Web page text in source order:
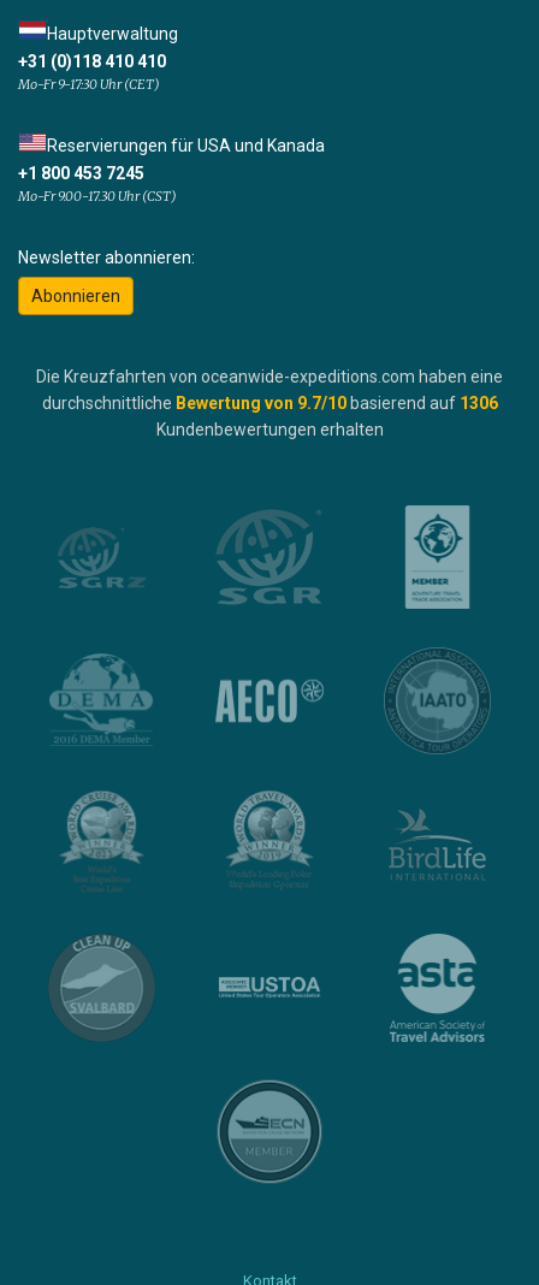
Hauptverwaltung
+31 (0)118 410 410
Mo-Fr 9-17:30 Uhr (CET)
Reservierungen für USA und Kanada
+1 800 453 7245
Mo-Fr 9.00-17.30 Uhr (CST)
Newsletter abonnieren:
Abonnieren
Die Kreuzfahrten von oceanwide-expeditions.com haben eine
durchschnittliche Bewertung von 9.7/10 basierend auf 1306
Kundenbewertungen erhalten
Kontakt